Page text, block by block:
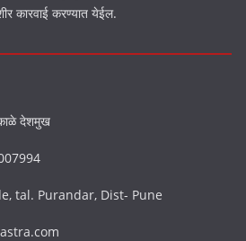
कारवाई करण्यात येईल.
देशमुख
tal. Purandar, Dist- Pune